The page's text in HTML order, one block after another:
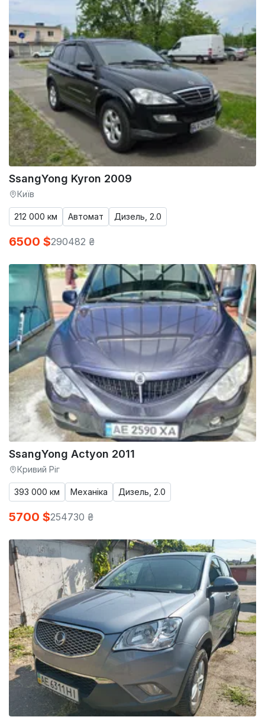
SsangYong Kyron 2009
Київ
212 000 км Автомат Дизель, 2.0
6500 $290482 ₴
SsangYong Actyon 2011
Кривий Ріг
393 000 км Механіка Дизель, 2.0
5700 $254730 ₴